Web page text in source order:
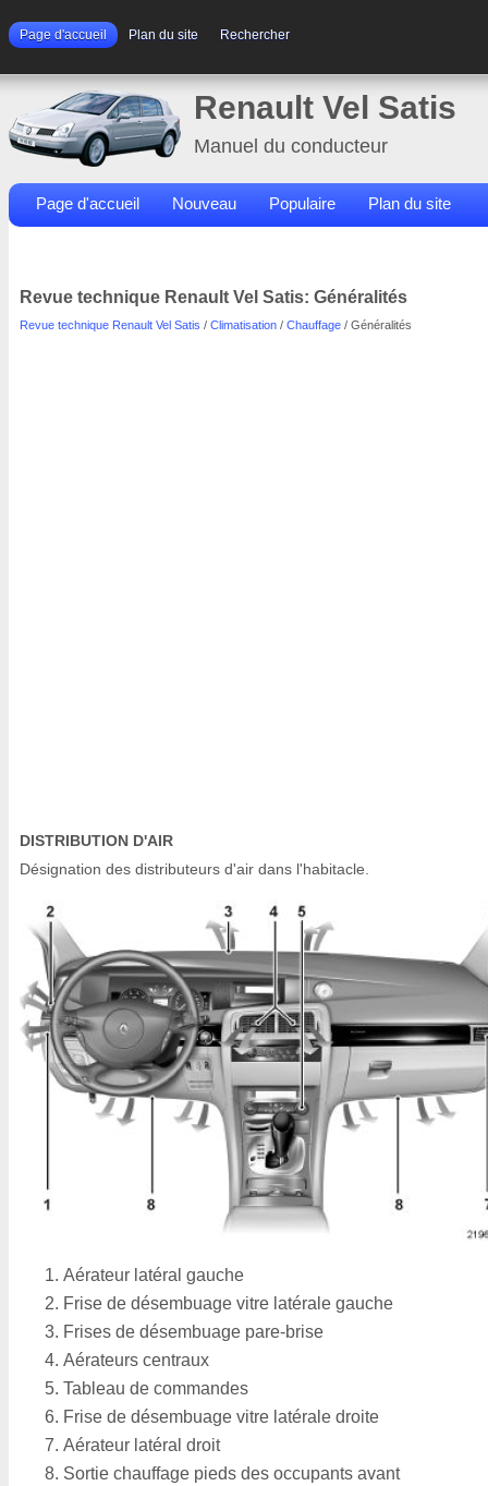
Page d'accueil Plan du site Rechercher
Renault Vel Satis
Manuel du conducteur
Page d'accueil Nouveau Populaire Plan du site
Revue technique Renault Vel Satis: Généralités
Revue technique Renault Vel Satis / Climatisation / Chauffage / Généralités
DISTRIBUTION D'AIR
Désignation des distributeurs d'air dans l'habitacle.
Aérateur latéral gauche
Frise de désembuage vitre latérale gauche
Frises de désembuage pare-brise
Aérateurs centraux
Tableau de commandes
Frise de désembuage vitre latérale droite
Aérateur latéral droit
Sortie chauffage pieds des occupants avant